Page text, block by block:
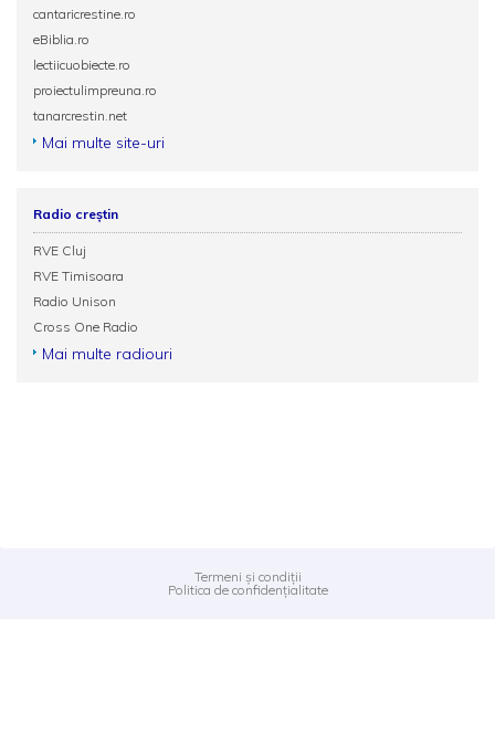
cantaricrestine.ro
eBiblia.ro
lectiicuobiecte.ro
proiectulimpreuna.ro
tanarcrestin.net
Mai multe site-uri
Radio creștin
RVE Cluj
RVE Timisoara
Radio Unison
Cross One Radio
Mai multe radiouri
Termeni și condiții
Politica de confidențialitate